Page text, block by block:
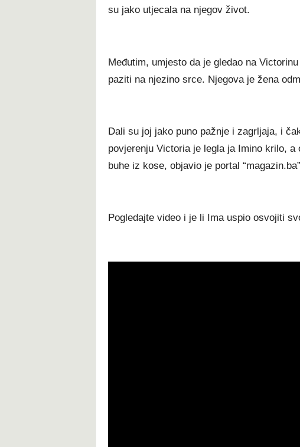
su jako utjecala na njegov život.
Međutim, umjesto da je gledao na
paziti na njezino srce. Njegova je žena
Dali su joj jako puno pažnje i zagrljaja, i
povjerenju Victoria je legla ja Imino krilo,
buhe iz kose, objavio je portal
Pogledajte video i je li Ima uspio osvojiti